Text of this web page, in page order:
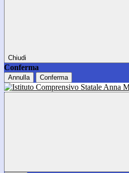
Chiudi
Conferma
Annulla Conferma